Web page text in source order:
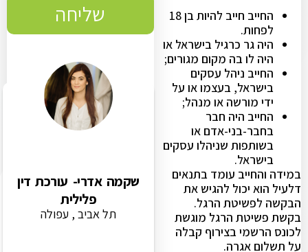
החייב חייב להיות בן 18
לפחות.
היה גר כרגיל בישראל או
היה לו בה מקום מגורים;
החייב ניהל עסקים
בישראל, בעצמו או על
ידי מורשה או מנהל;
החייב היה חבר
בחבר-בני-אדם או
בשותפות שניהלו עסקים
בישראל.
במידה והחייב עומד בתנאים
דלעיל הוא יכול להגיש את
הבקשה לפשיטת הרגל.
בקשת פשיטת הרגל מוגשת
לכונס הרשמי בצירוף קבלה
על תשלום אגרה.
שליחה
שקמה אדרי- עורכת דין
פלילית
תל אביב , עפולה